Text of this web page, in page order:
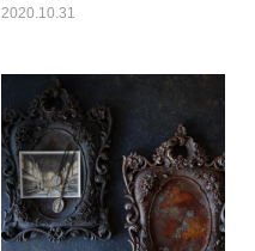
2020.10.31